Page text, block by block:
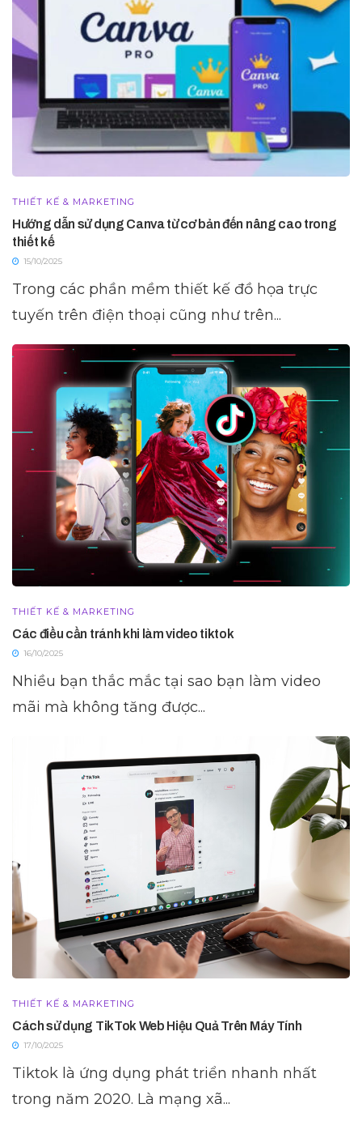
THIẾT KẾ & MARKETING
Hướng dẫn sử dụng Canva từ cơ bản đến nâng cao trong
thiết kế
15/10/2025
Trong các phần mềm thiết kế đồ họa trực
tuyến trên điện thoại cũng như trên...
THIẾT KẾ & MARKETING
Các điều cần tránh khi làm video tiktok
16/10/2025
Nhiều bạn thắc mắc tại sao bạn làm video
mãi mà không tăng được...
THIẾT KẾ & MARKETING
Cách sử dụng TikTok Web Hiệu Quả Trên Máy Tính
17/10/2025
Tiktok là ứng dụng phát triển nhanh nhất
trong năm 2020. Là mạng xã...